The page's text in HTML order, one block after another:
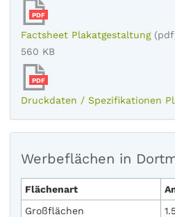
PDF
Factsheet Plakatgestaltung
560 KB
PDF
Druckdaten / Spezifikationen
Werbeflächen in
Flächenart
Großflächen